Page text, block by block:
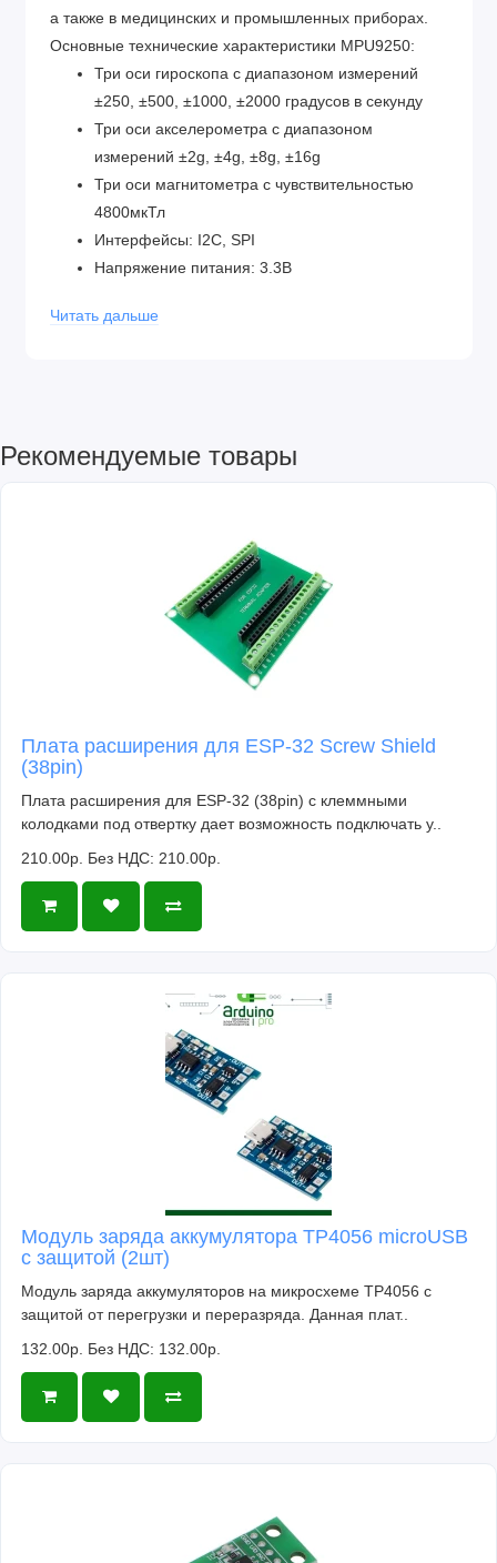
а также в медицинских и промышленных приборах.
Основные технические характеристики MPU9250:
Три оси гироскопа с диапазоном измерений
±250, ±500, ±1000, ±2000 градусов в секунду
Три оси акселерометра с диапазоном
измерений ±2g, ±4g, ±8g, ±16g
Три оси магнитометра с чувствительностью
4800мкТл
Интерфейсы: I2C, SPI
Напряжение питания: 3.3В
Данный модуль MPU9250 обеспечивает высокую
Читать дальше
Рекомендуемые товары
Плата расширения для ESP-32 Screw Shield
(38pin)
Плата расширения для ESP-32 (38pin) с клеммными
колодками под отвертку дает возможность подключать у..
210.00р. Без НДС: 210.00р.
Модуль заряда аккумулятора TP4056 microUSB
с защитой (2шт)
Модуль заряда аккумуляторов на микросхеме TP4056 с
защитой от перегрузки и переразряда. Данная плат..
132.00р. Без НДС: 132.00р.